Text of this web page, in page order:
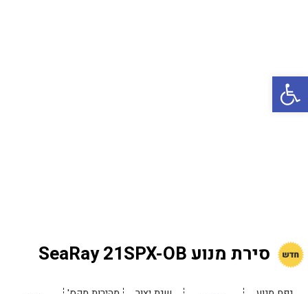
פתח סרגל נגישות
בכנרת טבריה
בכנרת ילדים
סירת מנוע SeaRay 21SPX-OB